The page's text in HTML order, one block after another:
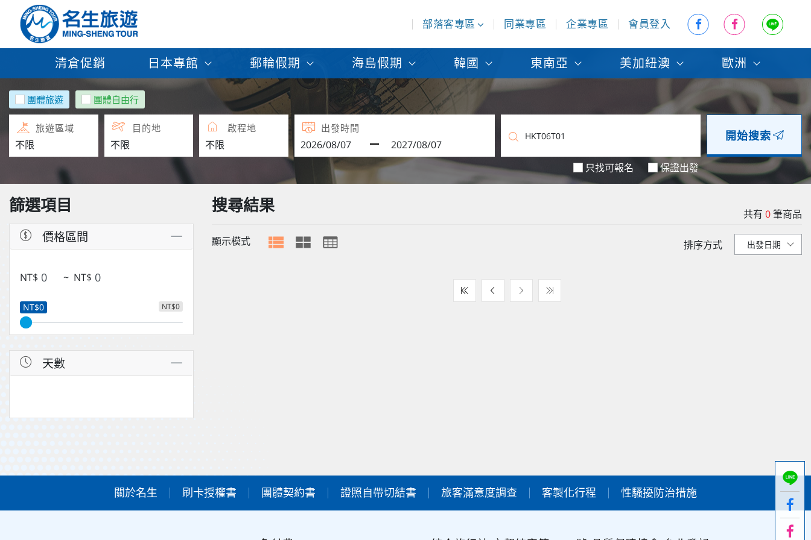
部落客專區 同業專區 企業專區 會員登入
清倉促銷 日本專館 郵輪假期 海島假期 韓國 東南亞 美加紐澳 歐洲
團體旅遊 團體自由行
旅遊區域 目的地 啟程地 出發時間
只找可報名 保證出發
開始搜索
篩選項目
價格區間
NT$ ~ NT$
NT$0
NT$0
天數
搜尋結果 共有 0筆商品
顯示模式 排序方式
關於名生 刷卡授權書 團體契約書 證照自帶切結書 旅客滿意度調查 客製化行程 性騷擾防治措施